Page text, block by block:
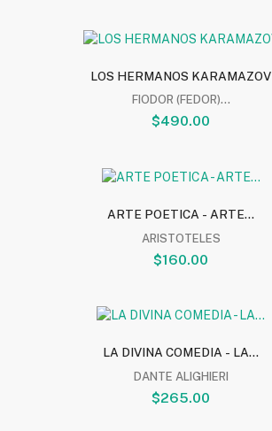
LOS HERMANOS KARAMAZOV
FIODOR (FEDOR)...
$490.00
ARTE POETICA - ARTE...
ARISTOTELES
$160.00
LA DIVINA COMEDIA - LA...
DANTE ALIGHIERI
$265.00